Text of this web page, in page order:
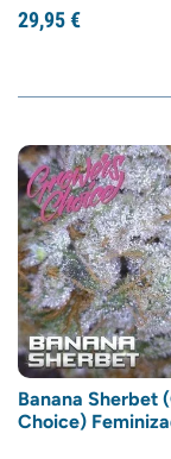
29,95€
Banana Sherbet
Choice)